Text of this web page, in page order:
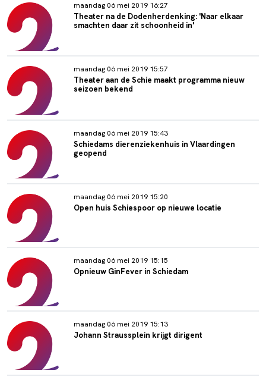
maandag 06 mei 2019 16:27
Theater na de Dodenherdenking: 'Naar elkaar
smachten daar zit schoonheid in'
maandag 06 mei 2019 15:57
Theater aan de Schie maakt programma nieuw
seizoen bekend
maandag 06 mei 2019 15:43
Schiedams dierenziekenhuis in Vlaardingen
geopend
maandag 06 mei 2019 15:20
Open huis Schiespoor op nieuwe locatie
maandag 06 mei 2019 15:15
Opnieuw GinFever in Schiedam
maandag 06 mei 2019 15:13
Johann Straussplein krijgt dirigent